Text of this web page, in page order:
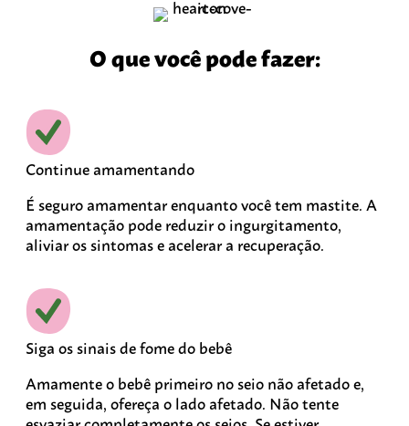
O que você pode fazer:
Continue amamentando
É seguro amamentar enquanto você tem mastite. A
amamentação pode reduzir o ingurgitamento,
aliviar os sintomas e acelerar a recuperação.
Siga os sinais de fome do bebê
Amamente o bebê primeiro no seio não afetado e,
em seguida, ofereça o lado afetado. Não tente